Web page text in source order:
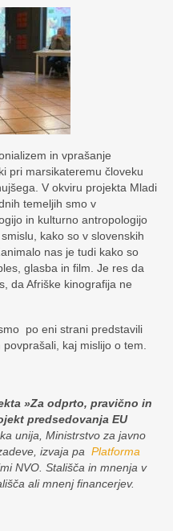
BOGATA POT ZA
in vprašanje
pri marsikateremu človeku
V okviru projekta Mladi
temeljih smo v
in kulturno antropologijo
kako so v slovenskih
nas je tudi kako so
glasba in film. Je res da
da Afriške kinografija ne
po eni strani predstavili
kaj mislijo o tem.
»Za odprto, pravično in
predsedovanja EU
unija, Ministrstvo za javno
izvaja pa Platforma
NVO. Stališča in mnenja v
ali mnenj financerjev.